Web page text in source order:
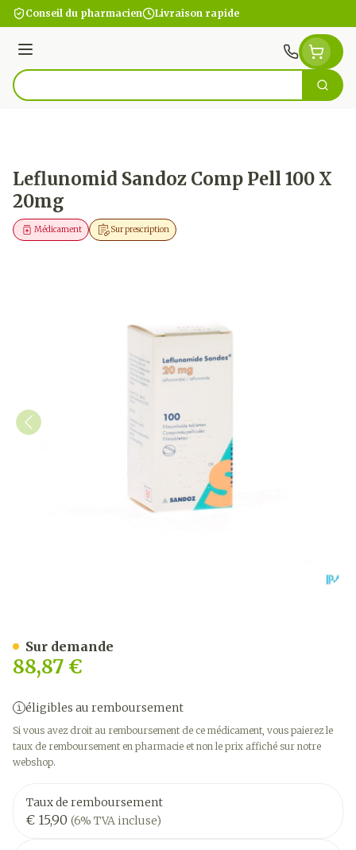
Aller au contenu
Conseil du pharmacien Livraison rapide
Menu
Rechercher
Leflunomid Sandoz Comp Pell 100 X
20mg
Sur prescription
Médicament
88,87 €
éligibles au remboursement
Si vous avez droit au remboursement de ce médicament, vous paierez le
taux de remboursement en pharmacie et non le prix affiché sur notre
webshop.
Taux de remboursement
€ 15,90 (6% TVA incluse)
Sur demande